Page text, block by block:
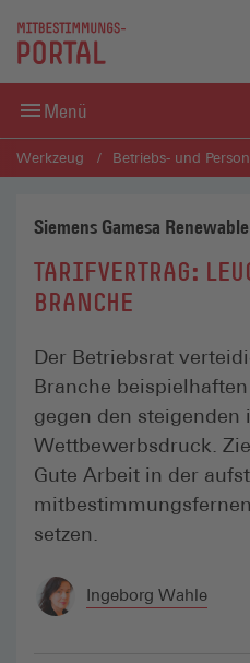
Menü
Werkzeug Betriebs- und
Siemens Gamesa
TARIFVERTRAG:
BRANCHE
Der Betriebsrat
Branche
gegen den steigenden
Wettbewerbsdruck.
Gute Arbeit in der
setzen.
Ingeborg Wahle